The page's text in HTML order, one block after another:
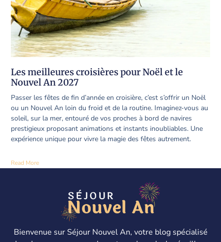
Les meilleures croisières pour Noël et le
Nouvel An 2027
Passer les fêtes de fin d’année en croisière, c’est s’offrir un Noël
ou un Nouvel An loin du froid et de la routine. Imaginez-vous au
soleil, sur la mer, entouré de vos proches à bord de navires
prestigieux proposant animations et instants inoubliables. Une
expérience unique pour vivre la magie des fêtes autrement.
Read More
Bienvenue sur Séjour Nouvel An, votre blog spécialisé